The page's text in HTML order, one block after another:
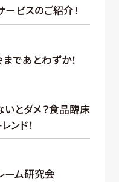
ビスのご紹介！
であとわずか！
いとダメ？食品臨床
ンド！
ーム研究会